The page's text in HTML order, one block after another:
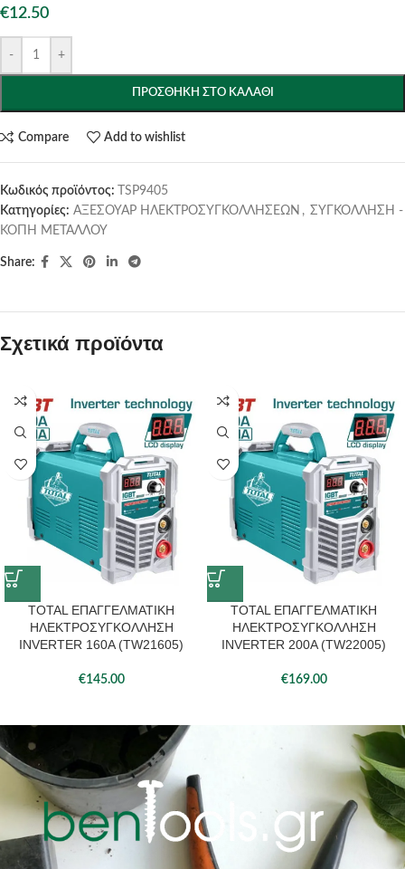
€12.50
- +
ΠΡΟΣΘΉΚΗ ΣΤΟ ΚΑΛΆΘΙ
Compare Add to wishlist
Κωδικός προϊόντος:
TSP9405
Κατηγορίες: ΑΞΕΣΟΥΑΡ ΗΛΕΚΤΡΟΣΥΓΚΟΛΛΗΣΕΩΝ , ΣΥΓΚΟΛΛΗΣΗ -
ΚΟΠΗ ΜΕΤΑΛΛΟΥ
Share:
Σχετικά προϊόντα
TOTAL ΕΠΑΓΓΕΛΜΑΤΙΚΗ
ΗΛΕΚΤΡΟΣΥΓΚΟΛΛΗΣΗ
INVERTER 160A (TW21605)
€145.00
TOTAL ΕΠΑΓΓΕΛΜΑΤΙΚΗ
ΗΛΕΚΤΡΟΣΥΓΚΟΛΛΗΣΗ
INVERTER 200A (TW22005)
€169.00